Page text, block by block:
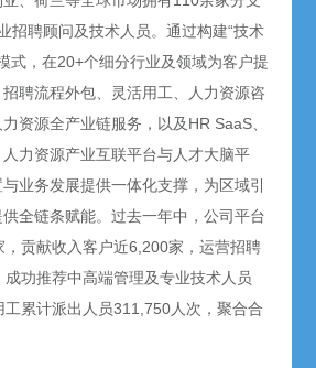
招聘顾问及技术人员。通过构建“技术
式，在20+个细分行业及领域为客户提
聘流程外包、灵活用工、人力资源咨
资源全产业链服务，以及HR SaaS、
力资源产业互联平台与人才大脑平
业务发展提供一体化支撑，为区域引
全链条赋能。过去一年中，公司平台
贡献收入客户近6,200家，运营招聘
功推荐中高端管理及专业技术人员
累计派出人员311,750人次，聚合合